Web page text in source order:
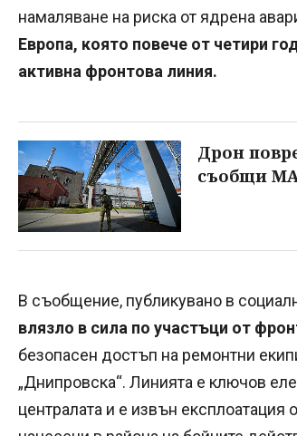
намаляване на риска от ядрена
Европа, която повече от четири
активна фронтова линия.
Дрон
съобщи
В съобщение, публикувано в
влязло в сила по участъци от
безопасен достъп на ремонтни
„Днипровска“. Линията е ключов
централата и е извън